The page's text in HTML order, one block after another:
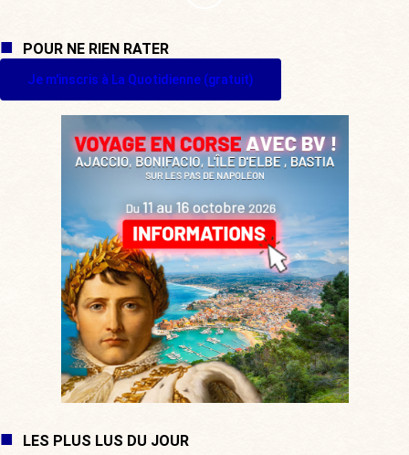
POUR NE RIEN RATER
Je m'inscris à La Quotidienne (gratuit)
LES PLUS LUS DU JOUR